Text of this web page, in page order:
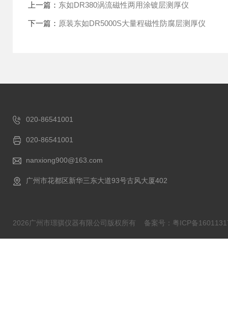
上一篇： 东如DR380涡流磁性两用涂镀层测厚仪
下一篇： 原装东如DR5000S大量程磁性防腐层测厚仪
020-86541001
020-86541001
nanxiong900@163.com
广州市花都区新华三东大道93号古风大厦402
2026广州市璟骐仪器有限公司版权所有 备案号：粤ICP备